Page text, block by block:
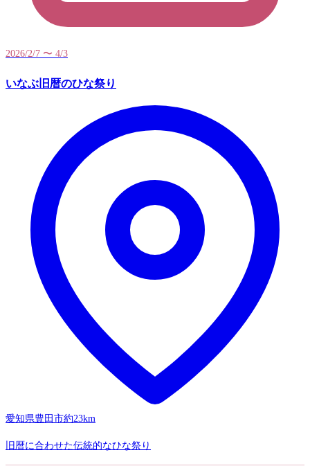
2026/2/7 〜 4/3
いなぶ旧暦のひな祭り
愛知県豊田市約23km
旧暦に合わせた伝統的なひな祭り